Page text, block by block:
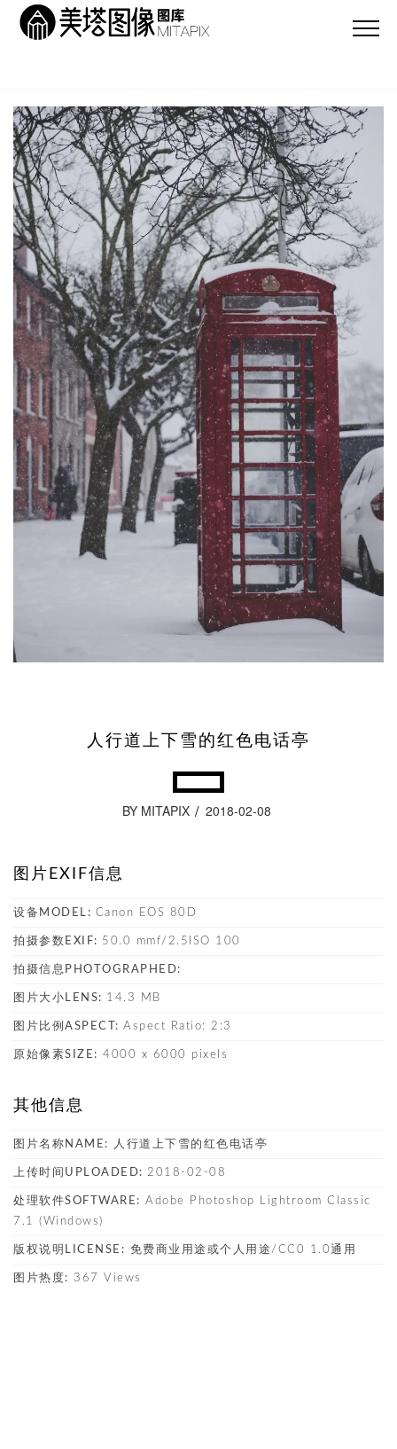
人行道上下雪的红色电话亭
BY MITAPIX 2018-02-08
图片EXIF信息
设备MODEL: Canon EOS 80D
拍摄参数EXIF: 50.0 mmf/2.5ISO 100
拍摄信息PHOTOGRAPHED:
图片大小LENS: 14.3 MB
图片比例ASPECT: Aspect Ratio: 2:3
原始像素SIZE: 4000 x 6000 pixels
其他信息
图片名称NAME: 人行道上下雪的红色电话亭
上传时间UPLOADED: 2018-02-08
处理软件SOFTWARE: Adobe Photoshop Lightroom Classic
7.1 (Windows)
版权说明LICENSE: 免费商业用途或个人用途/CC0 1.0通用
图片热度: 367 Views